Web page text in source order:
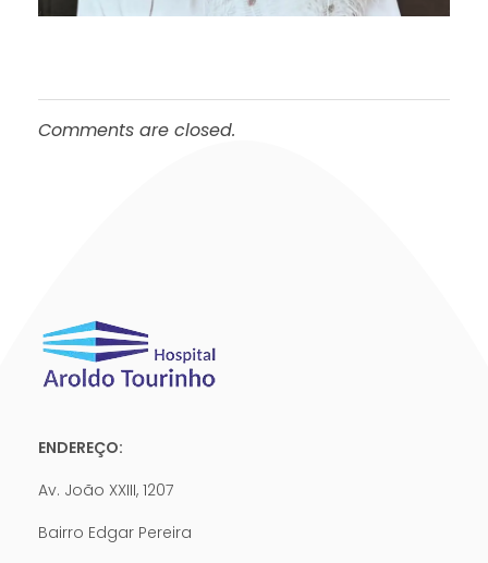
Comments are closed.
ENDEREÇO:
Av. João XXIII, 1207
Bairro Edgar Pereira